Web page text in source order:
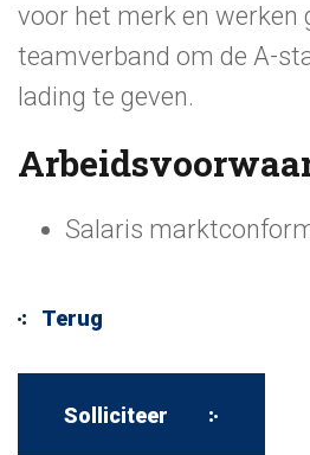
voor het merk en werken
teamverband om de A-
lading te geven.
Salaris